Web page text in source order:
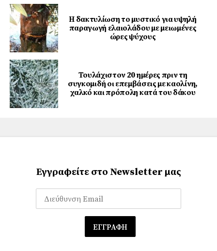
Η δακτυλίωση το μυστικό για υψηλή
παραγωγή ελαιολάδου με μειωμένες
ώρες ψύχους
Τουλάχιστον 20 ημέρες πριν τη
συγκομιδή οι επεμβάσεις με καολίνη,
χαλκό και πρόπολη κατά του δάκου
Εγγραφείτε στο Newsletter μας